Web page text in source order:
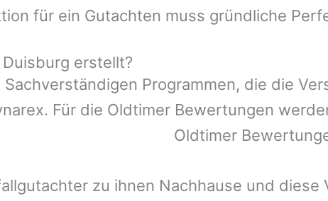
für ein Gutachten muss gründliche
erstellt?
Programmen, die die
Für die Oldtimer Bewertungen
Oldtimer
zu ihnen Nachhause und